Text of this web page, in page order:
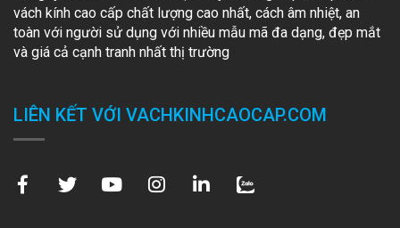
vách kính cao cấp chất lượng cao nhất, cách âm nhiệt, an
toàn với người sử dụng với nhiều mẫu mã đa dạng, đẹp mắt
và giá cả cạnh tranh nhất thị trường
LIÊN KẾT VỚI VACHKINHCAOCAP.COM